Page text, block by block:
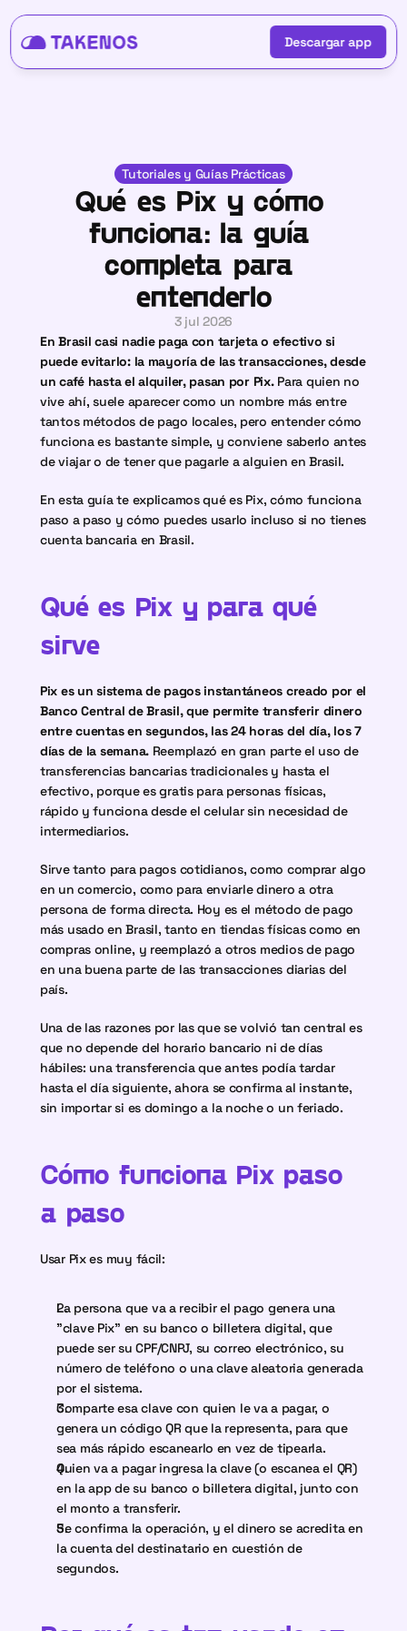
Descargar app
Descargar app
Tutoriales y Guías Prácticas
Qué es Pix y cómo
funciona: la guía
completa para
entenderlo
3 jul 2026
En Brasil casi nadie paga con tarjeta o efectivo si
puede evitarlo: la mayoría de las transacciones, desde
un café hasta el alquiler, pasan por Pix. Para quien no
vive ahí, suele aparecer como un nombre más entre
tantos métodos de pago locales, pero entender cómo
funciona es bastante simple, y conviene saberlo antes
de viajar o de tener que pagarle a alguien en Brasil.
En esta guía te explicamos qué es Pix, cómo funciona
paso a paso y cómo puedes usarlo incluso si no tienes
cuenta bancaria en Brasil.
Qué es Pix y para qué
sirve
Pix es un sistema de pagos instantáneos creado por el
Banco Central de Brasil, que permite transferir dinero
entre cuentas en segundos, las 24 horas del día, los 7
días de la semana. Reemplazó en gran parte el uso de
transferencias bancarias tradicionales y hasta el
efectivo, porque es gratis para personas físicas,
rápido y funciona desde el celular sin necesidad de
intermediarios.
Sirve tanto para pagos cotidianos, como comprar algo
en un comercio, como para enviarle dinero a otra
persona de forma directa. Hoy es el método de pago
más usado en Brasil, tanto en tiendas físicas como en
compras online, y reemplazó a otros medios de pago
en una buena parte de las transacciones diarias del
país.
Una de las razones por las que se volvió tan central es
que no depende del horario bancario ni de días
hábiles: una transferencia que antes podía tardar
hasta el día siguiente, ahora se confirma al instante,
sin importar si es domingo a la noche o un feriado.
Cómo funciona Pix paso
a paso
Usar Pix es muy fácil:
La persona que va a recibir el pago genera una
"clave Pix" en su banco o billetera digital, que
puede ser su CPF/CNPJ, su correo electrónico, su
número de teléfono o una clave aleatoria generada
por el sistema.
Comparte esa clave con quien le va a pagar, o
genera un código QR que la representa, para que
sea más rápido escanearlo en vez de tipearla.
Quien va a pagar ingresa la clave (o escanea el QR)
en la app de su banco o billetera digital, junto con
el monto a transferir.
Se confirma la operación, y el dinero se acredita en
la cuenta del destinatario en cuestión de
segundos.